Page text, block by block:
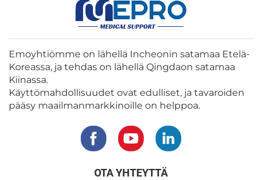
Emoyhtiömme on lähellä Incheonin satamaa Etelä-
Koreassa, ja tehdas on lähellä Qingdaon satamaa
Kiinassa.
Käyttömahdollisuudet ovat edulliset, ja tavaroiden
pääsy maailmanmarkkinoille on helppoa.
OTA YHTEYTTÄ